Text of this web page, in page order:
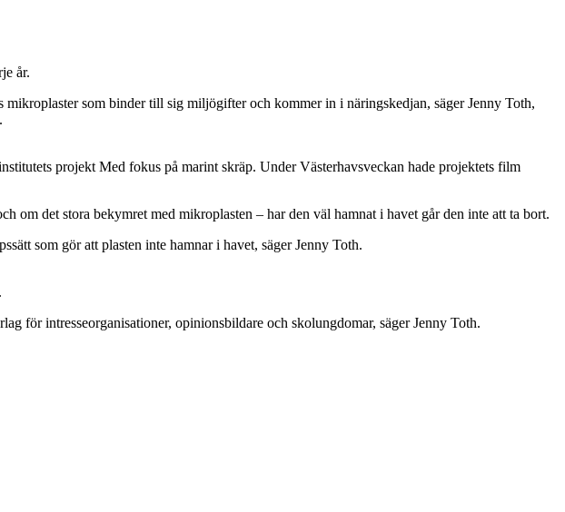
år.
som binder till sig miljögifter och kommer in i näringskedjan, säger Jenny Toth,
projekt Med fokus på marint skräp. Under Västerhavsveckan hade projektets film
om det stora bekymret med mikroplasten – har den väl hamnat i havet går den inte att ta bort.
som gör att plasten inte hamnar i havet, säger Jenny Toth.
för intresseorganisationer, opinionsbildare och skolungdomar, säger Jenny Toth.